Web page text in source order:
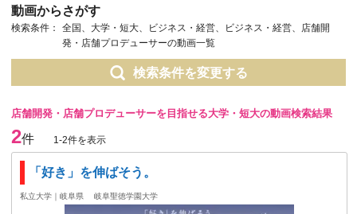
動画からさがす
検索条件：
全国、大学・短大、ビジネス・経営、ビジネス・経営、店舗開
発・店舗プロデューサーの動画一覧
検索条件を変更する
店舗開発・店舗プロデューサーを目指せる大学・短大の動画検索結果
2件 1-2件を表示
「好き」を伸ばそう。
私立大学｜岐阜県 岐阜聖徳学園大学